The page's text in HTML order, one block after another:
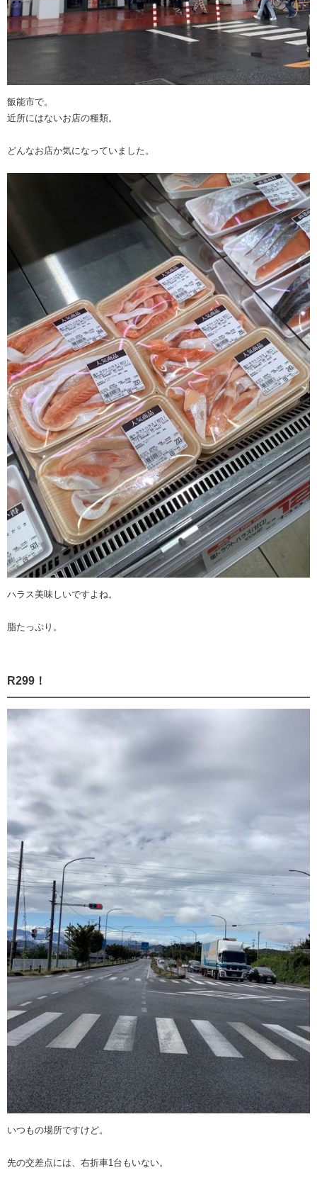
飯能市で。
近所にはないお店の種類。
どんなお店か気になっていました。
ハラス美味しいですよね。
脂たっぷり。
R299！
いつもの場所ですけど。
先の交差点には、右折車1台もいない。